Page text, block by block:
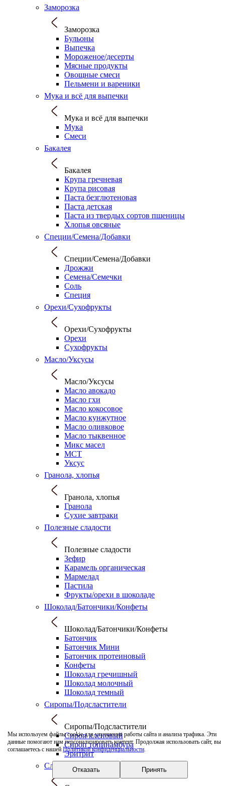
Мы используем файлы cookie для улучшения работы сайта и анализа трафика. Эти
данные помогают нам персонализировать контент. Продолжая использовать сайт, вы
соглашаетесь с нашей Политикой конфиденциальности.
Отказать Принять
Заморозка
Заморозка
Бульоны
Выпечка
Мороженое/десерты
Мясные продукты
Овощные смеси
Пельмени и вареники
Мука и всё для выпечки
Мука и всё для выпечки
Мука
Смеси
Бакалея
Бакалея
Крупа гречневая
Крупа рисовая
Паста безглютеновая
Паста детская
Паста из твердых сортов пшеницы
Хлопья овсяные
Специи/Семена/Добавки
Специи/Семена/Добавки
Дрожжи
Семена/Семечки
Соль
Специя
Орехи/Сухофрукты
Орехи/Сухофрукты
Орехи
Сухофрукты
Масло/Уксусы
Масло/Уксусы
Масло авокадо
Масло гхи
Масло кокосовое
Масло кунжутное
Масло оливковое
Масло тыквенное
Микс масел
МСТ
Уксус
Гранола, хлопья
Гранола, хлопья
Гранола
Сухие завтраки
Полезные сладости
Полезные сладости
Зефир
Карамель органическая
Мармелад
Пастила
Фрукты/орехи в шоколаде
Шоколад/Батончики/Конфеты
Шоколад/Батончики/Конфеты
Батончик
Батончик Мини
Батончик протеиновый
Конфеты
Шоколад гречишный
Шоколад молочный
Шоколад темный
Сиропы/Подсластители
Сиропы/Подсластители
Сироп кленовый
Сироп топинамбура
Эритрит
Сладкие пасты и джемы